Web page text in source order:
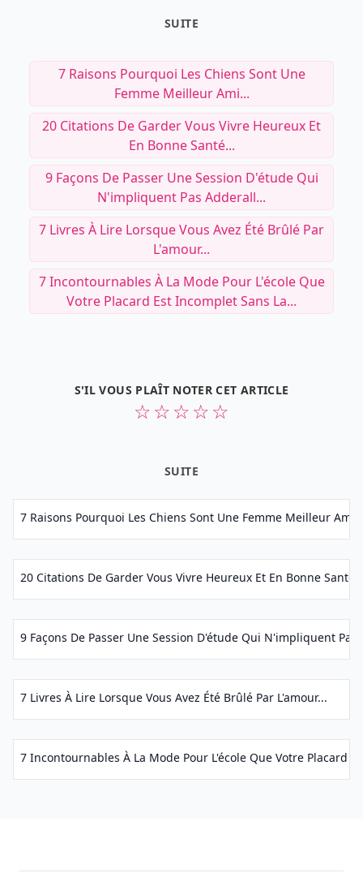
SUITE
7 Raisons Pourquoi Les Chiens Sont Une
Femme Meilleur Ami...
20 Citations De Garder Vous Vivre Heureux Et
En Bonne Santé...
9 Façons De Passer Une Session D'étude Qui
N'impliquent Pas Adderall...
7 Livres À Lire Lorsque Vous Avez Été Brûlé Par
L'amour...
7 Incontournables À La Mode Pour L'école Que
Votre Placard Est Incomplet Sans La...
S'IL VOUS PLAÎT NOTER CET ARTICLE
☆
☆
☆
☆
☆
SUITE
7 Raisons Pourquoi Les Chiens Sont Une Femme Meilleur
20 Citations De Garder Vous Vivre Heureux Et En Bonne
9 Façons De Passer Une Session D'étude Qui N'impliquent Pas
7 Livres À Lire Lorsque Vous Avez Été Brûlé Par L'amour...
7 Incontournables À La Mode Pour L'école Que Votre Placard